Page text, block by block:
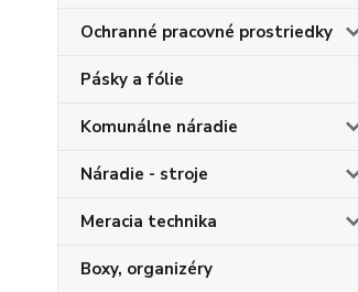
Ochranné pracovné prostriedky
Pásky a fólie
Komunálne náradie
Náradie - stroje
Meracia technika
Boxy, organizéry